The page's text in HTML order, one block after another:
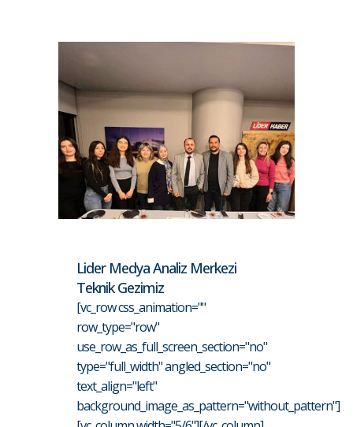
Lider Medya Analiz Merkezi
Teknik Gezimiz
[vc_row css_animation=""
row_type="row"
use_row_as_full_screen_section="no"
type="full_width" angled_section="no"
text_align="left"
background_image_as_pattern="without_pattern"]